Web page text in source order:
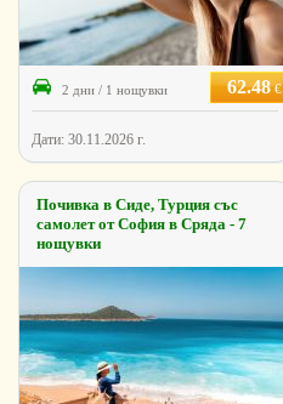
2 дни / 1 нощувки 62.48€
Дати: 30.11.2026 г.
Почивка в Сиде, Турция със
самолет от София в Сряда - 7
нощувки